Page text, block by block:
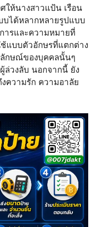
t
e
r
e
s
t
ให้นางสาวแป้น เรือน
บได้หลากหลายรูปแบบ
ารและความหมายที่
ช้แบบตัวอักษรที่แตกต่าง
กษณ์ของบุคคลนั้นๆ
ล่วงลับ นอกจากนี้ ยัง
ความรัก ความอาลัย